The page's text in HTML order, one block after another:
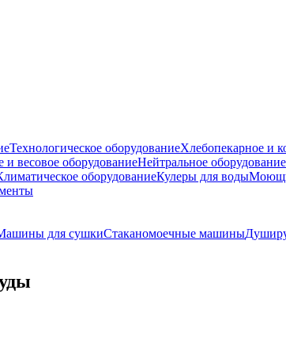
Технологическое оборудованиеХлебопекарное и
и весовое оборудованиеНейтральное оборудование
оборудованиеКулеры для воды
для сушкиСтаканомоечные машины